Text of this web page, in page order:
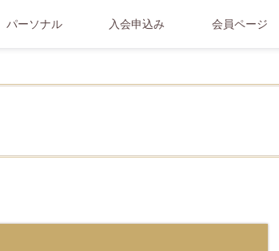
パーソナル 入会申込み 会員ページ